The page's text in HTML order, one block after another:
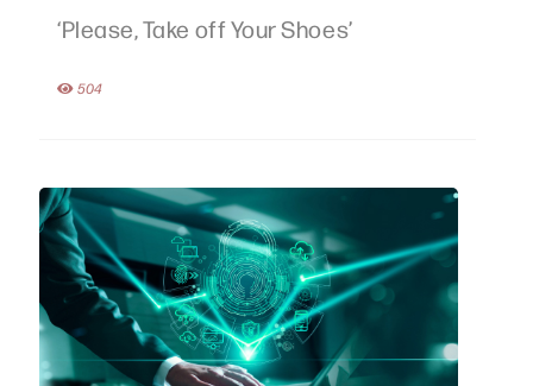
‘Please, Take off Your Shoes’
504